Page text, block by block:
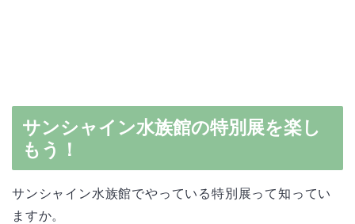
サンシャイン水族館の特別展を楽し
もう！
サンシャイン水族館でやっている特別展って知ってい
ますか。